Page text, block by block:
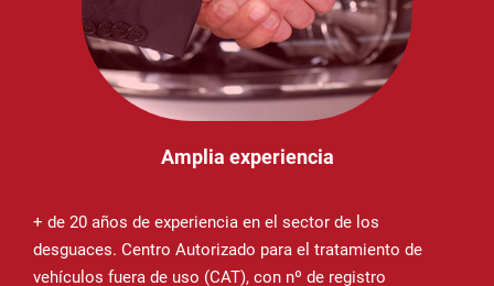
Amplia experiencia
+ de 20 años de experiencia en el sector de los
desguaces. Centro Autorizado para el tratamiento de
vehículos fuera de uso (CAT), con nº de registro